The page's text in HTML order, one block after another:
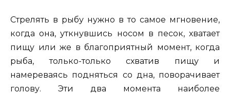
Стрелять в рыбу нужно в то самое мгновение,
когда она, уткнувшись носом в песок, хватает
пищу или же в благоприятный момент, когда
рыба, только-только схватив пищу и
намереваясь подняться со дна, поворачивает
голову. Эти два момента наиболее